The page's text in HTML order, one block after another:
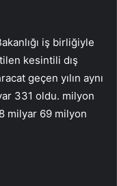
iş birliğiyle
kesintili dış
geçen yılın aynı
331 oldu. milyon
milyar 69 milyon